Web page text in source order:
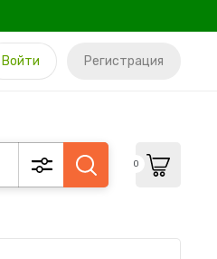
Войти Регистрация
0